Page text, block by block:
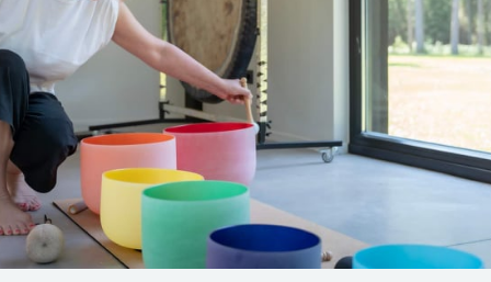
GALERII
KONTAKT